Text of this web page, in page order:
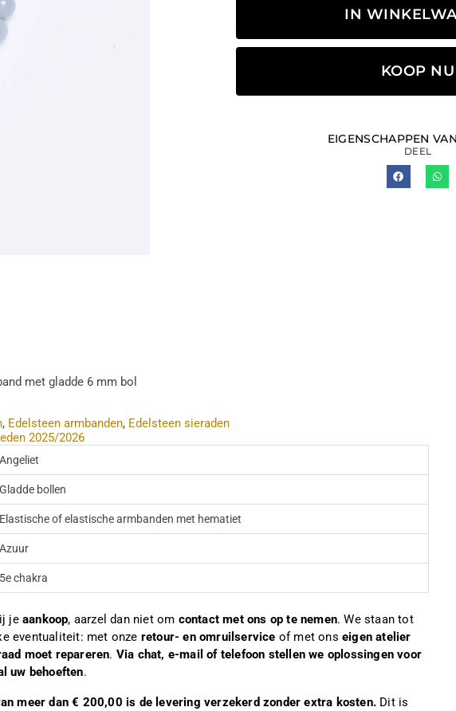
IN
KOOP NU
EIGENSCHAPPEN
DEEL
met gladde 6 mm bol
, Edelsteen armbanden, Edelsteen sieraden
2025/2026
Angeliet
Gladde bollen
Elastische of elastische armbanden met hematiet
Azuur
5e chakra
jeaankoop, aarzel dan niet om contact met ons op te nemen. We staan tot
eventualiteit: met onze retour- en omruilservice of met onseigen atelier
moet repareren. Via chat, e-mail of telefoon stellen we oplossingen voor
uw behoeften.
meer dan € 200,00 is de levering verzekerd zonder extra kosten. Dit is